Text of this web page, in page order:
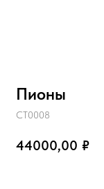
Пионы
СТ0008
44000,00 ₽